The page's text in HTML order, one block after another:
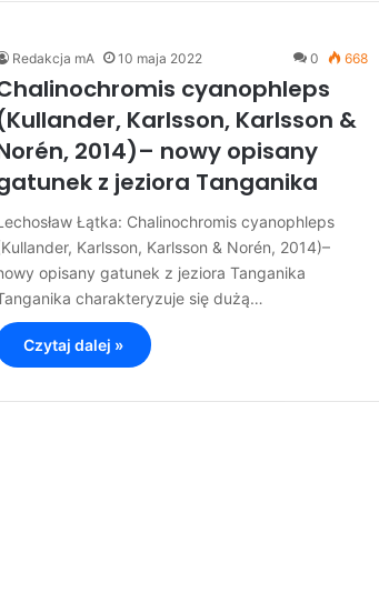
Redakcja mA 10 maja 2022 0 668
cyanophleps
Karlsson, Karlsson &
2014)– nowy opisany
z jeziora Tanganika
Łątka: Chalinochromis cyanophleps
Karlsson, Karlsson & Norén, 2014)–
opisany gatunek z jeziora Tanganika
charakteryzuje się dużą…
Czytaj dalej »